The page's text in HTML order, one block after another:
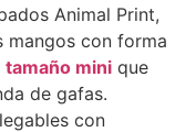
Animal Print,
mangos con forma
tamaño mini que
de gafas.
con